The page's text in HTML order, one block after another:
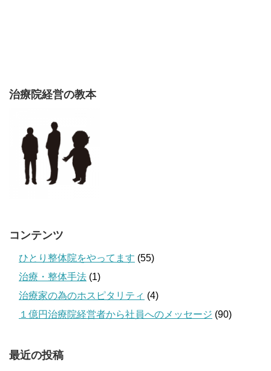
治療院経営の教本
コンテンツ
ひとり整体院をやってます (55)
治療・整体手法 (1)
治療家の為のホスピタリティ (4)
１億円治療院経営者から社員へのメッセージ (90)
最近の投稿